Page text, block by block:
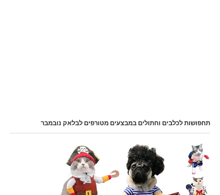
תחפושות לכלבים וחתולים במבצעים מטורפים לבלאק נובמבר